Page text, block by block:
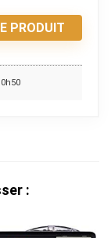
PRODUIT
: